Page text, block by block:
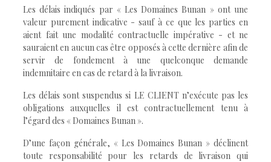
Les délais indiqués par « Les Domaines Bunan » ont une
valeur purement indicative - sauf à ce que les parties en
aient fait une modalité contractuelle impérative - et ne
sauraient en aucun cas être opposés à cette dernière afin de
servir de fondement à une quelconque demande
indemnitaire en cas de retard à la livraison.
Les délais sont suspendus si LE CLIENT n’exécute pas les
obligations auxquelles il est contractuellement tenu à
l’égard des « Domaines Bunan ».
D’une façon générale, « Les Domaines Bunan » déclinent
toute responsabilité pour les retards de livraison qui